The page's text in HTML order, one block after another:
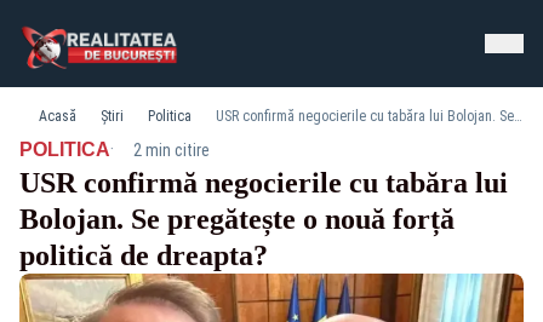
Acasă Știri Politica USR confirmă negocierile cu tabăra lui Bolojan. Se pregătește o nouă forță politică de dreapta?
POLITICA· 2 min citire
USR confirmă negocierile cu tabăra lui
Bolojan. Se pregătește o nouă forță
politică de dreapta?